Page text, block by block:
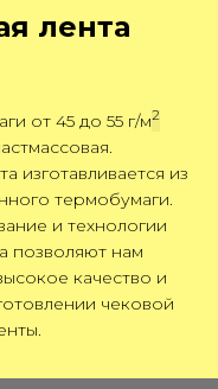
лента
от 45 до 55 г/м2
изготавливается из
термобумаги.
и технологии
позволяют нам
качество и
чековой